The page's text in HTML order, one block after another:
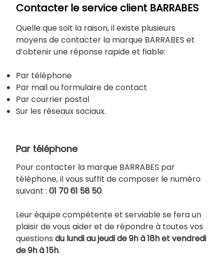
Contacter le service client BARRABES
Quelle que soit la raison, il existe plusieurs
moyens de contacter la marque BARRABES et
d’obtenir une réponse rapide et fiable:
Par téléphone
Par mail ou formulaire de contact
Par courrier postal
Sur les réseaux sociaux.
Par téléphone
Pour contacter la marque BARRABES par
téléphone, il vous suffit de composer le numéro
suivant : 01 70 61 58 50.
Leur équipe compétente et serviable se fera un
plaisir de vous aider et de répondre à toutes vos
questions du lundi au jeudi de 9h à 18h et vendredi
de 9h à 15h.